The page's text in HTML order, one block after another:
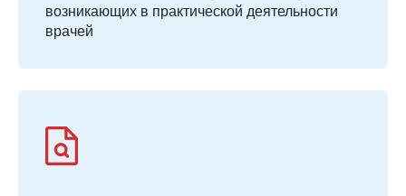
возникающих в практической деятельности
врачей